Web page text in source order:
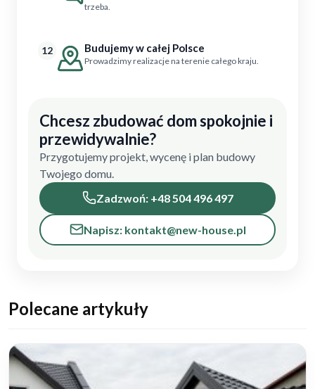
trzeba.
12 Budujemy w całej Polsce
Prowadzimy realizacje na terenie całego kraju.
Chcesz zbudować dom spokojnie i
przewidywalnie?
Przygotujemy projekt, wycenę i plan budowy
Twojego domu.
Zadzwoń: +48 504 496 497
Napisz: kontakt@new-house.pl
Polecane artykuły